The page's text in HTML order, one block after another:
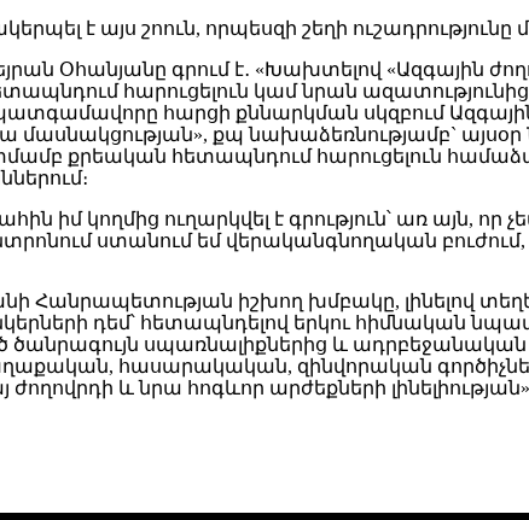
Օհանյանը գրում է․ «Խախտելով «Ազգային
հարուցելուն կամ նրան ազատությունից
հարցի քննարկման սկզբում
մասնակցության», քպ նախաձեռնությամբ`
քրեական հետապնդում հարուցելուն
իմ կողմից ուղարկվել է գրություն՝ առ այն,
ստանում եմ վերականգնողական բուժում,
Հանրապետության իշխող խմբակը, լինելով
դեմ՝ հետապնդելով երկու հիմնական
ծանրագույն սպառնալիքներից և
հասարակական, զինվորական
և նրա հոգևոր արժեքների